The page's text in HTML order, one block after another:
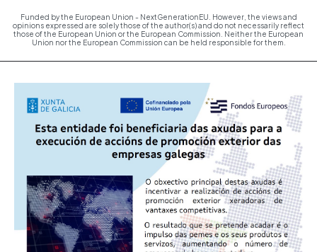
Funded by the European Union - NextGenerationEU. However, the views and
opinions expressed are solely those of the author(s) and do not necessarily reflect
those of the European Union or the European Commission. Neither the European
Union nor the European Commission can be held responsible for them.